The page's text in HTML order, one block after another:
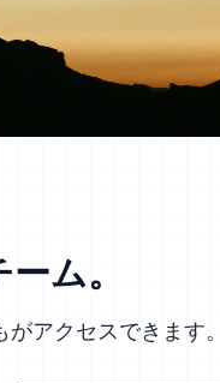
ム。
アクセスできます。